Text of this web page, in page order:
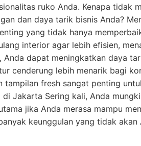
ruko Anda. Kenapa tidak
dan daya tarik bisnis Anda?
yang tidak hanya
interior agar lebih efisien,
Anda dapat meningkatkan daya
cenderung lebih menarik bagi
tampilan fresh sangat penting
di Jakarta Sering kali, Anda
jika Anda merasa mampu
keunggulan yang tidak